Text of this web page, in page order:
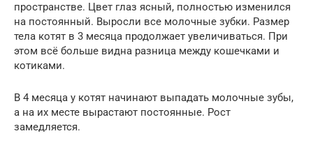
пространстве. Цвет глаз ясный, полностью изменился
на постоянный. Выросли все молочные зубки. Размер
тела котят в 3 месяца продолжает увеличиваться. При
этом всё больше видна разница между кошечками и
котиками.
В 4 месяца у котят начинают выпадать молочные зубы,
а на их месте вырастают постоянные. Рост
замедляется.